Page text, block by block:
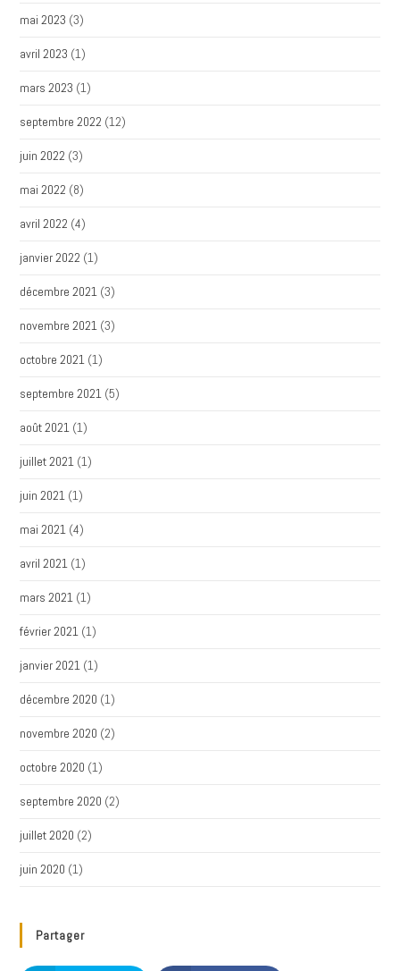
mai 2023 (3)
avril 2023 (1)
mars 2023 (1)
septembre 2022 (12)
juin 2022 (3)
mai 2022 (8)
avril 2022 (4)
janvier 2022 (1)
décembre 2021 (3)
novembre 2021 (3)
octobre 2021 (1)
septembre 2021 (5)
août 2021 (1)
juillet 2021 (1)
juin 2021 (1)
mai 2021 (4)
avril 2021 (1)
mars 2021 (1)
février 2021 (1)
janvier 2021 (1)
décembre 2020 (1)
novembre 2020 (2)
octobre 2020 (1)
septembre 2020 (2)
juillet 2020 (2)
juin 2020 (1)
Partager